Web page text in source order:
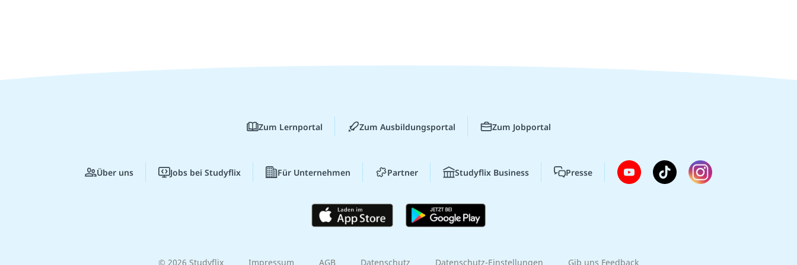
Zum Lernportal Zum Ausbildungsportal Zum Jobportal
Über uns Jobs bei Studyflix Für Unternehmen Partner Studyflix Business Presse
© 2026 Studyflix Impressum AGB Datenschutz Datenschutz-Einstellungen Gib uns Feedback